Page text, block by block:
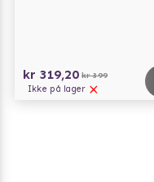
kr 319,20 kr 399
Ikke på lager